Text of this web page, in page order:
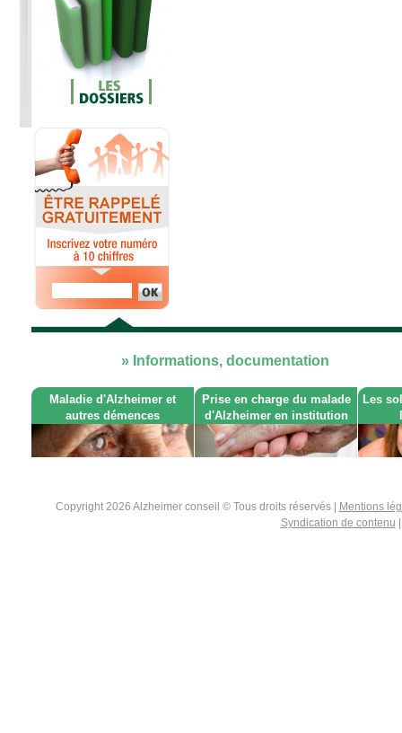
» Informations, documentation
Maladie d'Alzheimer et
autres démences
Prise en charge du malade
d'Alzheimer en institution
Les
Copyright 2026 Alzheimer conseil © Tous droits réservés |
Mentions
Syndication de contenu